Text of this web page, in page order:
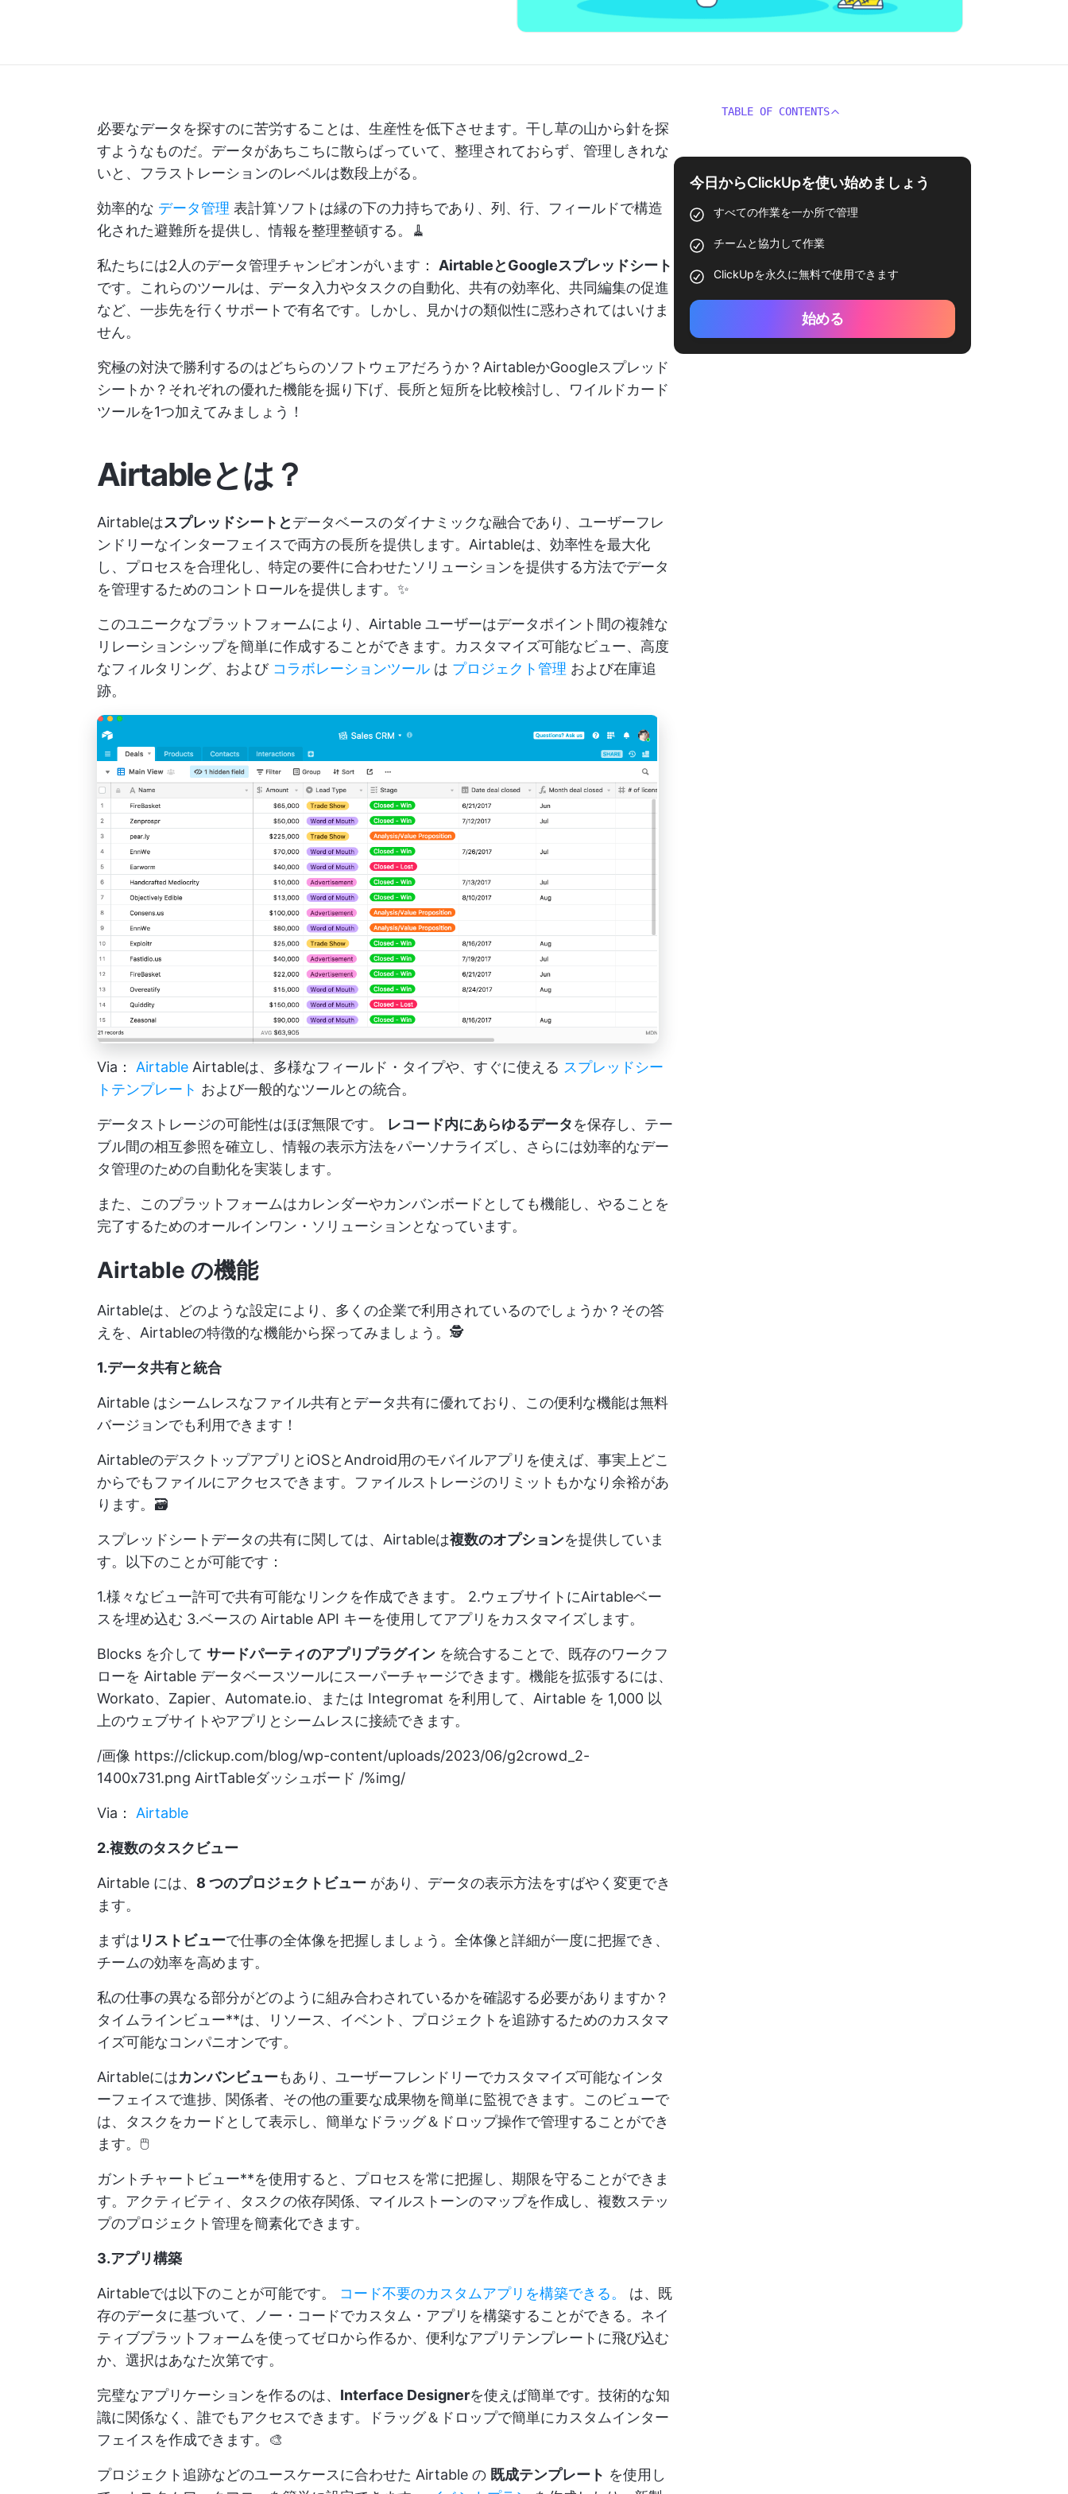
必要なデータを探すのに苦労することは、生産性を低下させます。干し草の山から針を探
すようなものだ。データがあちこちに散らばっていて、整理されておらず、管理しきれな
いと、フラストレーションのレベルは数段上がる。
効率的な データ管理 表計算ソフトは縁の下の力持ちであり、列、行、フィールドで構造
化された避難所を提供し、情報を整理整頓する。🧹
私たちには2人のデータ管理チャンピオンがいます： AirtableとGoogleスプレッドシート
です。これらのツールは、データ入力やタスクの自動化、共有の効率化、共同編集の促進
など、一歩先を行くサポートで有名です。しかし、見かけの類似性に惑わされてはいけま
せん。
究極の対決で勝利するのはどちらのソフトウェアだろうか？AirtableかGoogleスプレッド
シートか？それぞれの優れた機能を掘り下げ、長所と短所を比較検討し、ワイルドカード
ツールを1つ加えてみましょう！
Airtableとは？
Airtableはスプレッドシートとデータベースのダイナミックな融合であり、ユーザーフレ
ンドリーなインターフェイスで両方の長所を提供します。Airtableは、効率性を最大化
し、プロセスを合理化し、特定の要件に合わせたソリューションを提供する方法でデータ
を管理するためのコントロールを提供します。✨
このユニークなプラットフォームにより、Airtable ユーザーはデータポイント間の複雑な
リレーションシップを簡単に作成することができます。カスタマイズ可能なビュー、高度
なフィルタリング、および コラボレーションツール は プロジェクト管理 および在庫追
跡。
Via： Airtable Airtableは、多様なフィールド・タイプや、すぐに使える スプレッドシー
トテンプレート および一般的なツールとの統合。
データストレージの可能性はほぼ無限です。 レコード内にあらゆるデータを保存し、テー
ブル間の相互参照を確立し、情報の表示方法をパーソナライズし、さらには効率的なデー
タ管理のための自動化を実装します。
また、このプラットフォームはカレンダーやカンバンボードとしても機能し、やることを
完了するためのオールインワン・ソリューションとなっています。
Airtable の機能
Airtableは、どのような設定により、多くの企業で利用されているのでしょうか？その答
えを、Airtableの特徴的な機能から探ってみましょう。🕵
1.データ共有と統合
Airtable はシームレスなファイル共有とデータ共有に優れており、この便利な機能は無料
バージョンでも利用できます！
AirtableのデスクトップアプリとiOSとAndroid用のモバイルアプリを使えば、事実上どこ
からでもファイルにアクセスできます。ファイルストレージのリミットもかなり余裕があ
ります。🗃️
スプレッドシートデータの共有に関しては、Airtableは複数のオプションを提供していま
す。以下のことが可能です：
1.様々なビュー許可で共有可能なリンクを作成できます。 2.ウェブサイトにAirtableベー
スを埋め込む 3.ベースの Airtable API キーを使用してアプリをカスタマイズします。
Blocks を介して サードパーティのアプリプラグイン を統合することで、既存のワークフ
ローを Airtable データベースツールにスーパーチャージできます。機能を拡張するには、
Workato、Zapier、Automate.io、または Integromat を利用して、Airtable を 1,000 以
上のウェブサイトやアプリとシームレスに接続できます。
/画像 https://clickup.com/blog/wp-content/uploads/2023/06/g2crowd_2-
1400x731.png AirtTableダッシュボード /%img/
Via： Airtable
2.複数のタスクビュー
Airtable には、 8 つのプロジェクトビュー があり、データの表示方法をすばやく変更でき
ます。
まずは リストビューで仕事の全体像を把握しましょう。全体像と詳細が一度に把握でき、
チームの効率を高めます。
私の仕事の異なる部分がどのように組み合わされているかを確認する必要がありますか？
タイムラインビュー**は、リソース、イベント、プロジェクトを追跡するためのカスタマ
イズ可能なコンパニオンです。
Airtableにはカンバンビューもあり、ユーザーフレンドリーでカスタマイズ可能なインタ
ーフェイスで進捗、関係者、その他の重要な成果物を簡単に監視できます。このビューで
は、タスクをカードとして表示し、簡単なドラッグ＆ドロップ操作で管理することができ
ます。🖱️
ガントチャートビュー**を使用すると、プロセスを常に把握し、期限を守ることができま
す。アクティビティ、タスクの依存関係、マイルストーンのマップを作成し、複数ステッ
プのプロジェクト管理を簡素化できます。
3.アプリ構築
Airtableでは以下のことが可能です。 コード不要のカスタムアプリを構築できる。
は、既
存のデータに基づいて、ノー・コードでカスタム・アプリを構築することができる。ネイ
ティブプラットフォームを使ってゼロから作るか、便利なアプリテンプレートに飛び込む
か、選択はあなた次第です。
完璧なアプリケーションを作るのは、 Interface Designerを使えば簡単です。技術的な知
識に関係なく、誰でもアクセスできます。ドラッグ＆ドロップで簡単にカスタムインター
フェイスを作成できます。🎨
プロジェクト追跡などのユースケースに合わせた Airtable の 既成テンプレート を使用し
TABLE OF CONTENTS
今日からClickUpを使い始めましょう
すべての作業を一か所で管理
チームと協力して作業
ClickUpを永久に無料で使用できます
始める